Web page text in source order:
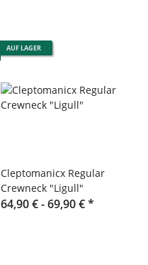
AUF LAGER
Cleptomanicx Regular
Crewneck "Ligull"
64,90 € -69,90 €*